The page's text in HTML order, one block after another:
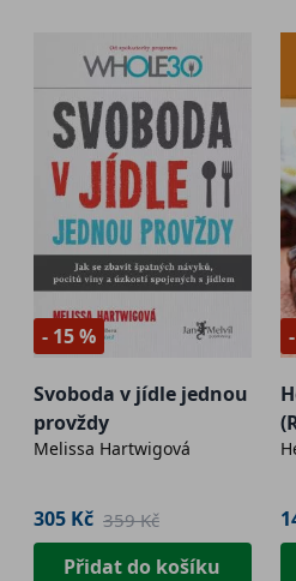
- 15 %
Svoboda v jídle jednou
provždy
Melissa Hartwigová
305 Kč 359 Kč
Přidat do košíku